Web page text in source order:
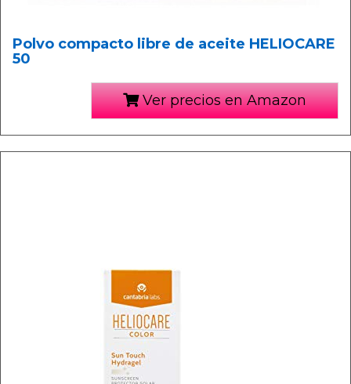
Polvo compacto libre de aceite HELIOCARE
50
Ver precios en Amazon